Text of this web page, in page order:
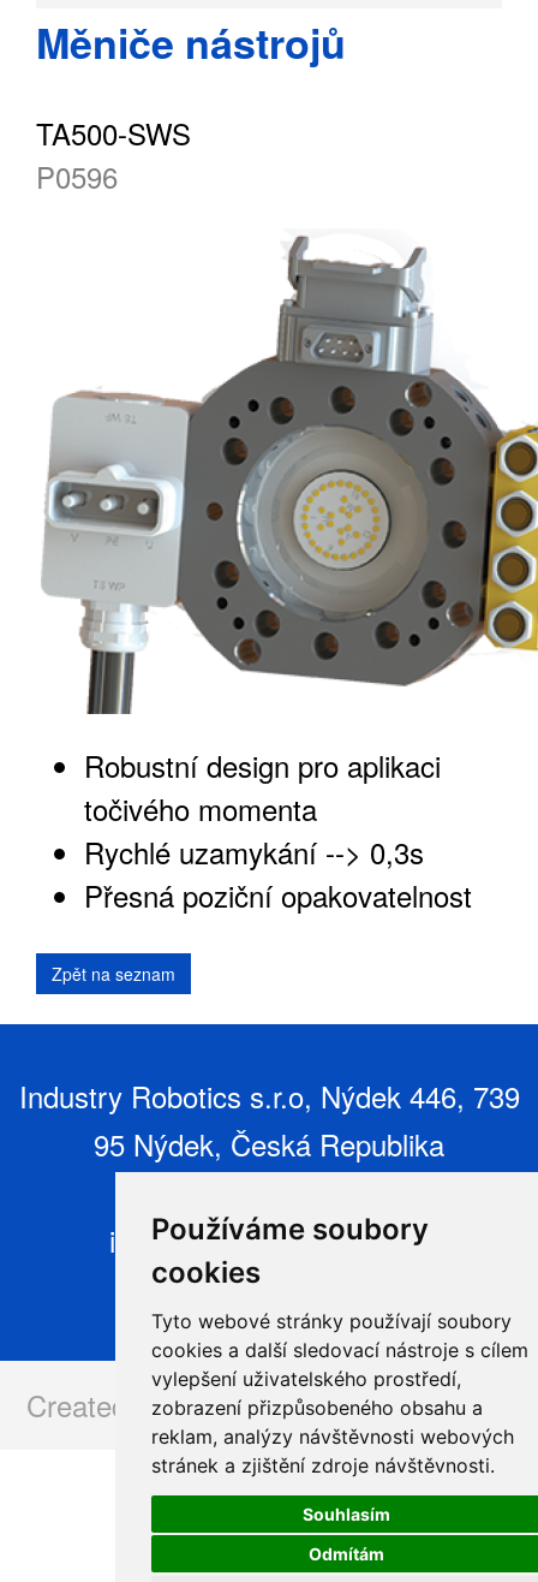
Používáme soubory
cookies
Tyto webové stránky používají soubory
cookies a další sledovací nástroje s cílem
vylepšení uživatelského prostředí,
zobrazení přizpůsobeného obsahu a
reklam, analýzy návštěvnosti webových
stránek a zjištění zdroje návštěvnosti.
Souhlasím
Odmítám
Měniče nástrojů
TA500-SWS
P0596
Robustní design pro aplikaci
točivého momenta
Rychlé uzamykání --> 0,3s
Přesná poziční opakovatelnost
Industry Robotics s.r.o, Nýdek 446, 739
95 Nýdek, Česká Republika
info@industryrobotics.cz,
www.industryrobotics.cz
Created and operated by:www.issa.cz